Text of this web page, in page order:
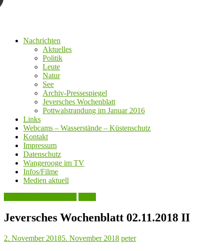
Nachrichten
Aktuelles
Politik
Leute
Natur
See
Archiv-Pressespiegel
Jeversches Wochenblatt
Pottwalstrandung im Januar 2016
Links
Webcams – Wasserstände – Küstenschutz
Kontakt
Impressum
Datenschutz
Wangerooge im TV
Infos/Filme
Medien aktuell
Jeversches Wochenblatt 02.11.2018 II
2. November 20185. November 2018 peter